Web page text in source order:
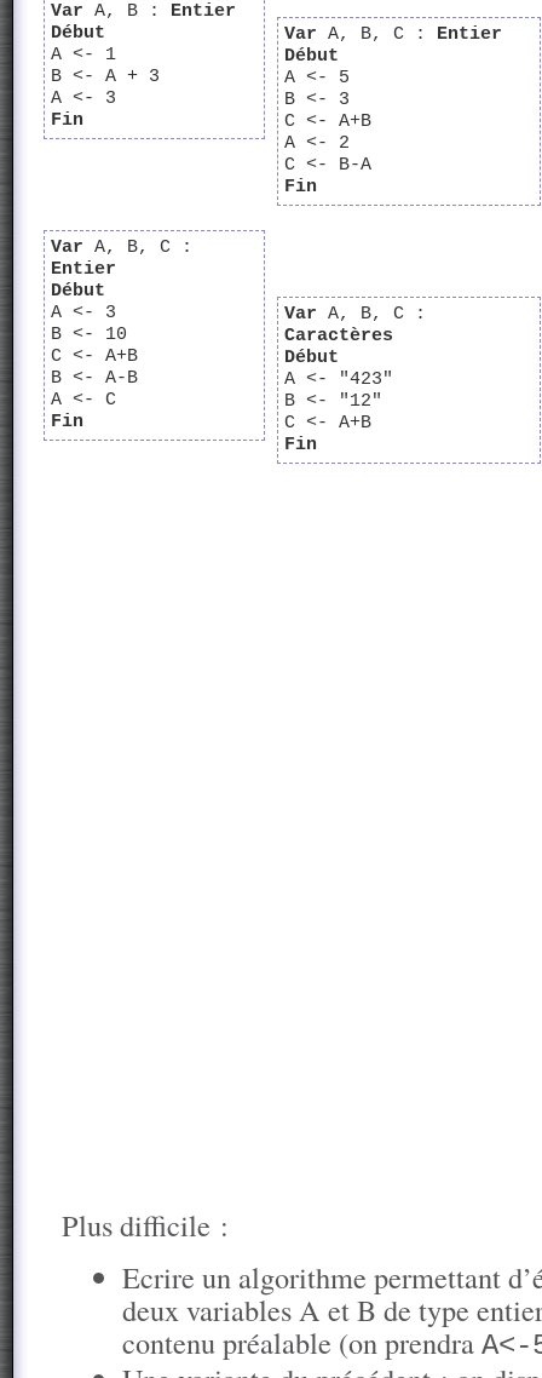
Var A, B : Entier
Début
A <- 1
B <- A + 3
A <- 3
Fin
Var A, B, C : Entier
Début
A <- 5
B <- 3
C <- A+B
A <- 2
C <- B-A
Fin
Var A, B, C :
Entier
Début
A <- 3
B <- 10
C <- A+B
B <- A-B
A <- C
Fin
Var A, B, C :
Caractères
Début
A <- "423"
B <- "12"
C <- A+B
Fin
Plus difficile :
Ecrire un algorithme permettant
deux variables A et B de type
contenu préalable (on prendra A<-